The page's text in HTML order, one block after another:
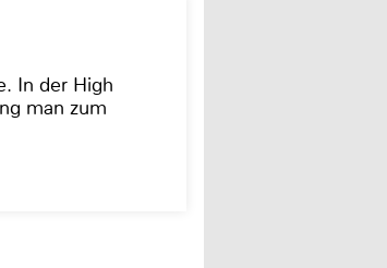
In der High
man zum